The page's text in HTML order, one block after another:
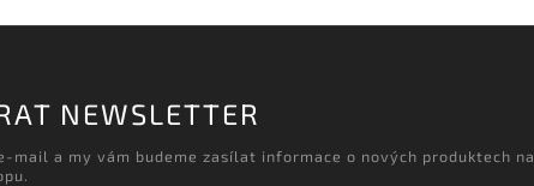
NEWSLETTER
mail a my vám budeme zasílat informace o nových produktech na